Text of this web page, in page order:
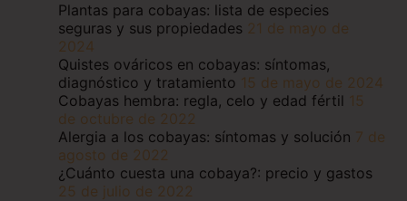
Plantas para cobayas: lista de especies
seguras y sus propiedades 21 de mayo de
2024
Quistes ováricos en cobayas: síntomas,
diagnóstico y tratamiento 15 de mayo de 2024
Cobayas hembra: regla, celo y edad fértil 15
de octubre de 2022
Alergia a los cobayas: síntomas y solución 7 de
agosto de 2022
¿Cuánto cuesta una cobaya?: precio y gastos
25 de julio de 2022